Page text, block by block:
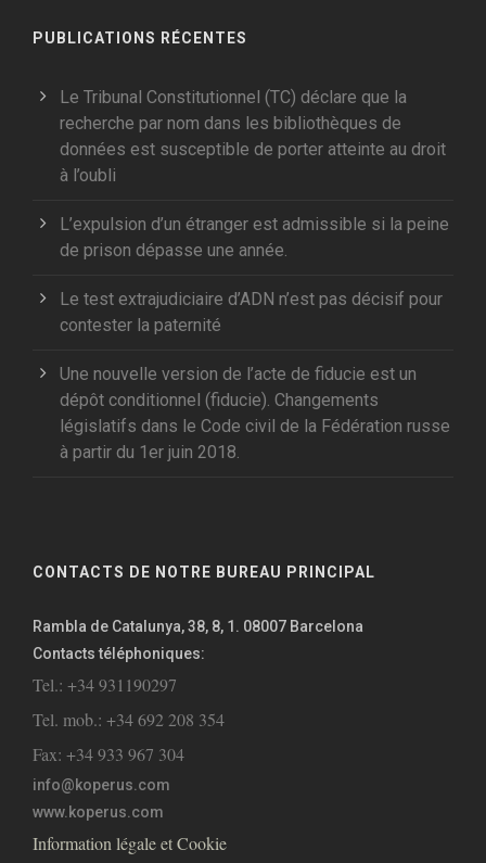
PUBLICATIONS RÉCENTES
Le Tribunal Constitutionnel (TC) déclare que la
recherche par nom dans les bibliothèques de
données est susceptible de porter atteinte au droit
à l’oubli
L’expulsion d’un étranger est admissible si la peine
de prison dépasse une année.
Le test extrajudiciaire d’ADN n’est pas décisif pour
contester la paternité
Une nouvelle version de l’acte de fiducie est un
dépôt conditionnel (fiducie). Changements
législatifs dans le Code civil de la Fédération russe
à partir du 1er juin 2018.
CONTACTS DE NOTRE BUREAU PRINCIPAL
Rambla de Catalunya, 38, 8, 1. 08007 Barcelona
Contacts téléphoniques:
Tel.: +34 931190297
Tel. mob.: +34 692 208 354
Fax: +34 933 967 304
info@koperus.com
www.koperus.com
Information légale et Cookie